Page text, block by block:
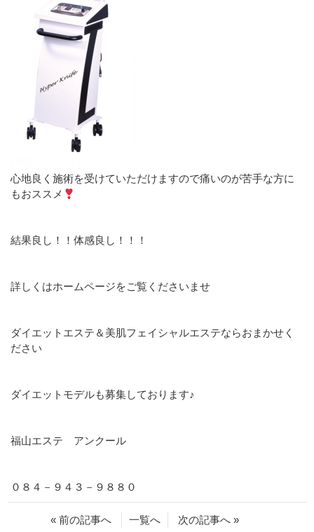
心地良く施術を受けていただけますので痛いのが苦手な方に
もおススメ
結果良し！！体感良し！！！
詳しくはホームページをご覧くださいませ
ダイエットエステ＆美肌フェイシャルエステならおまかせく
ださい
ダイエットモデルも募集しております♪
福山エステ アンクール
０８４－９４３－９８８０
« 前の記事へ 一覧へ 次の記事へ »